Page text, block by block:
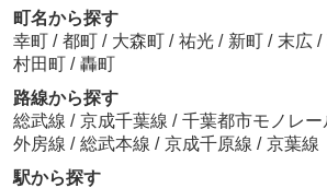
町名から探す
幸町 / 都町 / 大森町 / 祐光 / 新町 / 末広 /
村田町 / 轟町
路線から探す
総武線 / 京成千葉線 / 千葉都市モノレー
外房線 / 総武本線 / 京成千原線 / 京葉線
駅から探す